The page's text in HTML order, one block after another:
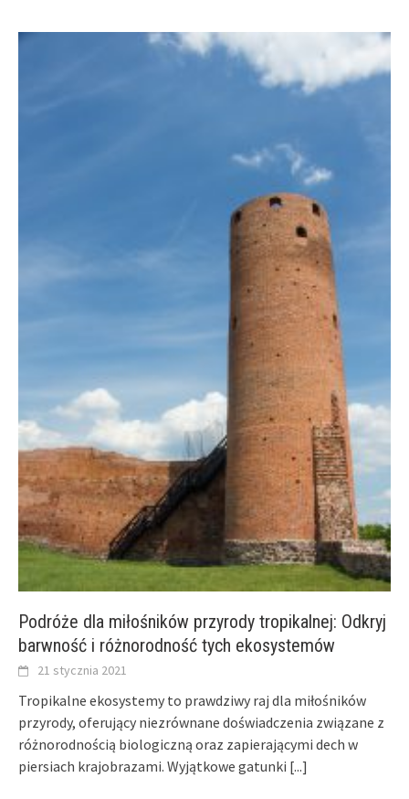
Podróże dla miłośników przyrody tropikalnej: Odkryj
barwność i różnorodność tych ekosystemów
21 stycznia 2021
Tropikalne ekosystemy to prawdziwy raj dla miłośników
przyrody, oferujący niezrównane doświadczenia związane z
różnorodnością biologiczną oraz zapierającymi dech w
piersiach krajobrazami. Wyjątkowe gatunki [...]